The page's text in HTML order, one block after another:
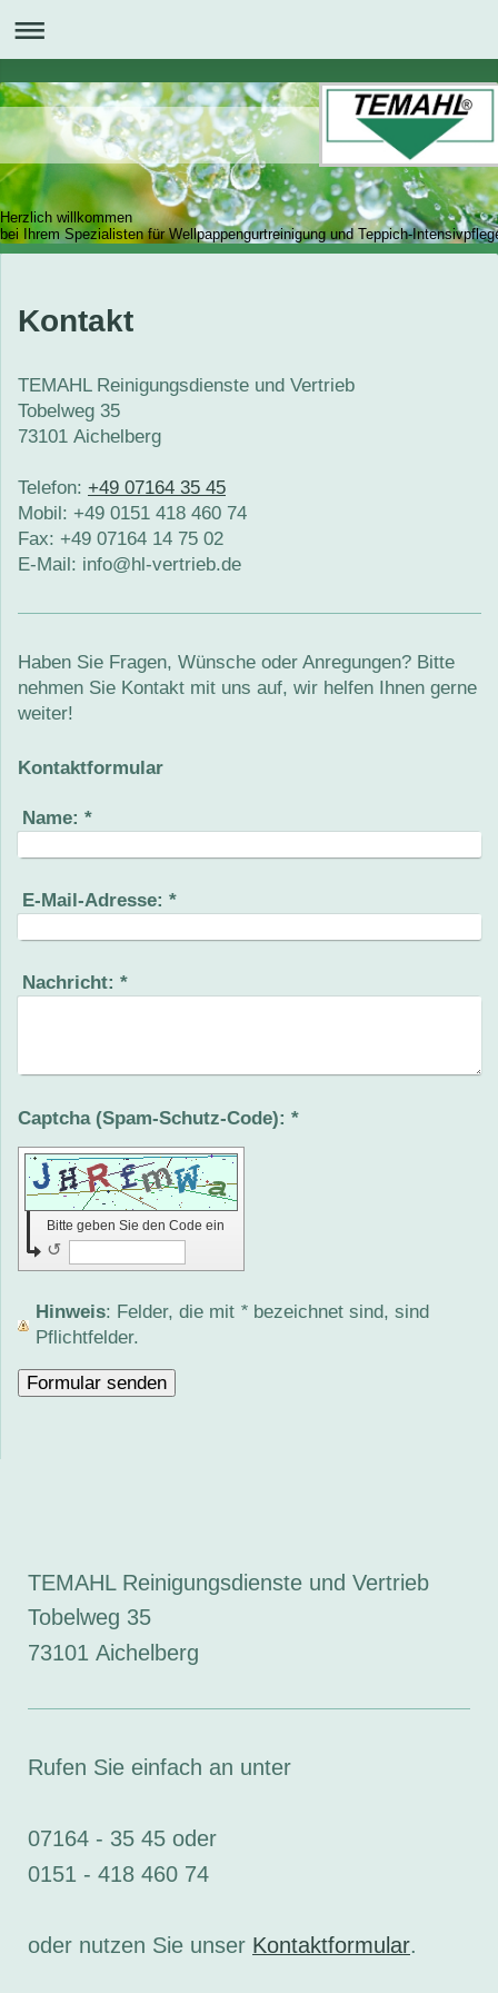
Herzlich willkommen
bei Ihrem Spezialisten für Wellpappengurtreinigung und Teppich-
Kontakt
TEMAHL Reinigungsdienste und Vertrieb
Tobelweg 35
73101 Aichelberg
Telefon: +49 07164 35 45
Mobil: +49 0151 418 460 74
Fax: +49 07164 14 75 02
E-Mail: info@hl-vertrieb.de
Haben Sie Fragen, Wünsche oder Anregungen? Bitte
nehmen Sie Kontakt mit uns auf, wir helfen Ihnen gerne
weiter!
Kontaktformular
Name: *
E-Mail-Adresse: *
Nachricht: *
Captcha (Spam-Schutz-Code): *
Bitte geben Sie den Code ein
↺
Hinweis : Felder, die mit * bezeichnet sind, sind
Pflichtfelder.
TEMAHL Reinigungsdienste und Vertrieb
Tobelweg 35
73101 Aichelberg
Rufen Sie einfach an unter
07164 - 35 45 oder
0151 - 418 460 74
oder nutzen Sie unser Kontaktformular.